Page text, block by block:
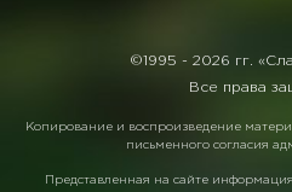
©1995 - 2026 гг.
Все права
Копирование и воспроизведение
письменного согласия
Представленная на сайте